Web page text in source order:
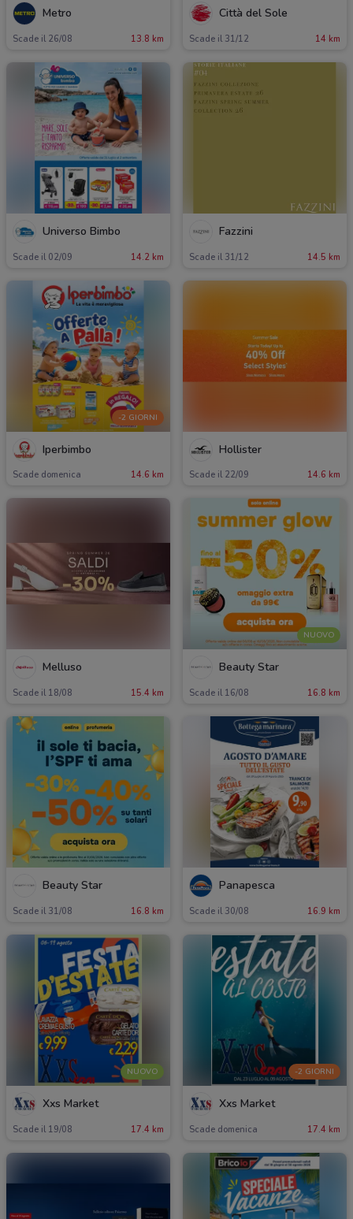
Metro
Scade il 26/08 13.8 km
Città del Sole
Scade il 31/12 14 km
Universo Bimbo
Scade il 02/09 14.2 km
Fazzini
Scade il 31/12 14.5 km
-2 GIORNI
Iperbimbo
Scade domenica 14.6 km
Hollister
Scade il 22/09 14.6 km
Melluso
Scade il 18/08 15.4 km
NUOVO
Beauty Star
Scade il 16/08 16.8 km
Beauty Star
Scade il 31/08 16.8 km
Panapesca
Scade il 30/08 16.9 km
NUOVO
Xxs Market
Scade il 19/08 17.4 km
-2 GIORNI
Xxs Market
Scade domenica 17.4 km